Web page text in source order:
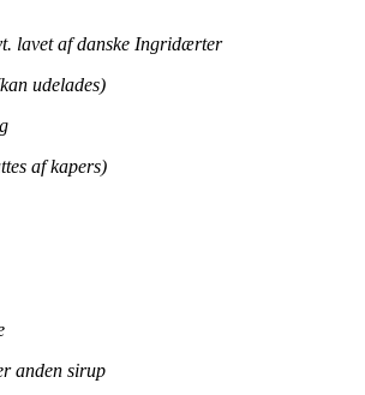
lavet af danske Ingridærter
udelades)
af kapers)
anden sirup